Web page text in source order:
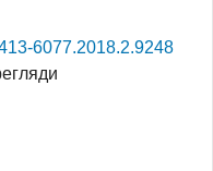
6077.2018.2.9248